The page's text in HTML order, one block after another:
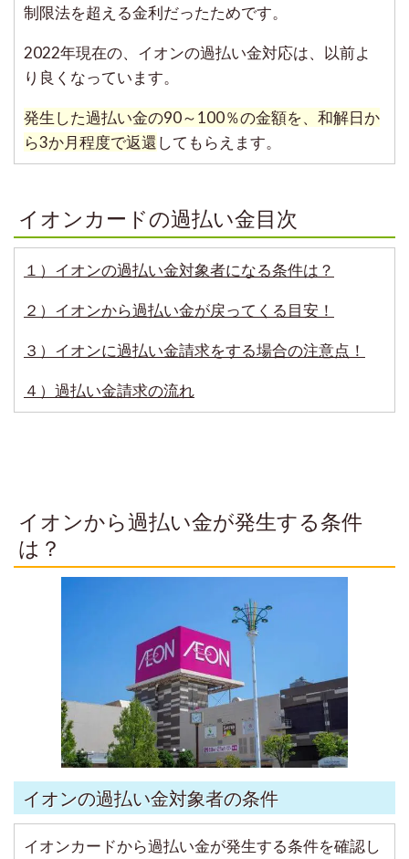
制限法を超える金利だったためです。
2022年現在の、イオンの過払い金対応は、以前よ
り良くなっています。
発生した過払い金の90～100％の金額を、和解日か
ら3か月程度で返還 してもらえます。
イオンカードの過払い金目次
１）イオンの過払い金対象者になる条件は？
２）イオンから過払い金が戻ってくる目安！
３）イオンに過払い金請求をする場合の注意点！
４）過払い金請求の流れ
イオンから過払い金が発生する条件
は？
イオンの過払い金対象者の条件
イオンカードから過払い金が発生する条件を確認し